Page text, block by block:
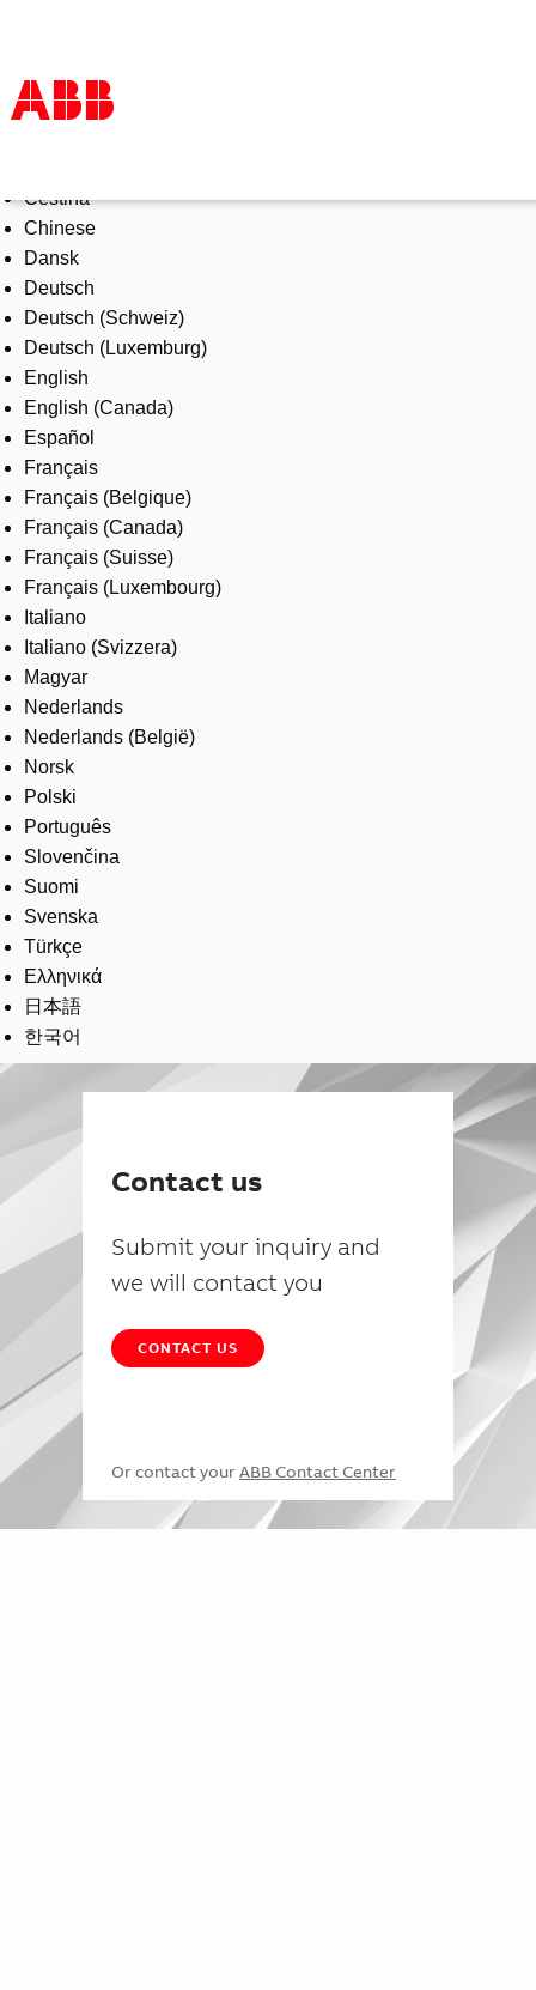
Products & Solutions
Industries
Services
About us
Where to buy
Contact us
Careers
Čeština
Chinese
Dansk
Deutsch
Deutsch (Schweiz)
Deutsch (Luxemburg)
English
English (Canada)
Español
Français
Français (Belgique)
Français (Canada)
Français (Suisse)
Français (Luxembourg)
Italiano
Italiano (Svizzera)
Magyar
Nederlands
Nederlands (België)
Norsk
Polski
Português
Slovenčina
Suomi
Svenska
Türkçe
Ελληνικά
日本語
한국어
Contact us
Submit your inquiry and
we will contact you
CONTACT US
Or contact your ABB Contact Center